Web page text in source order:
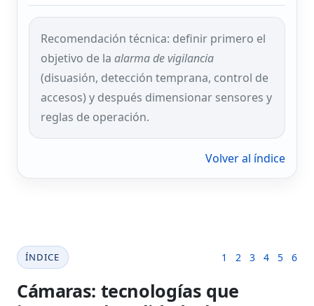
Recomendación técnica: definir primero el
objetivo de la alarma de vigilancia
(disuasión, detección temprana, control de
accesos) y después dimensionar sensores y
reglas de operación.
Volver al índice
ÍNDICE 1 2 3 4 5 6
Cámaras: tecnologías que